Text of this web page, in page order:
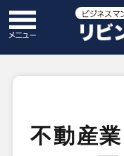
不動産